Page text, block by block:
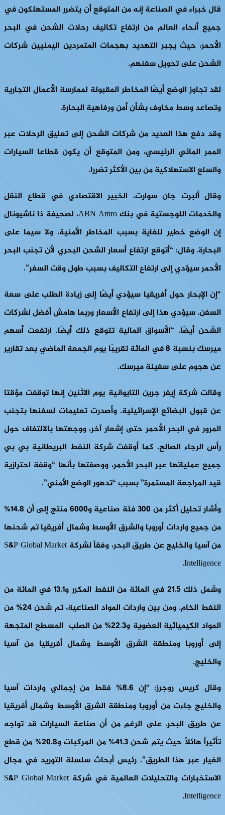
قال خبراء في الصناعة إنه من المتوقع أن يتضرر المستهلكون في
جميع أنحاء العالم من ارتفاع تكاليف رحلات الشحن في البحر
الأحمر، حيث يجبر التهديد بهجمات المتمردين اليمنيين شركات
الشحن على تحويل سفنهم.
لقد تجاوز الوضع أيضًا المخاطر المقبولة لممارسة الأعمال التجارية
وتصاعد وسط مخاوف بشأن أمن ورفاهية البحارة.
وقد دفع هذا العديد من شركات الشحن إلى تعليق الرحلات عبر
الممر المائي الرئيسي، ومن المتوقع أن يكون قطاعا السيارات
والسلع الاستهلاكية من بين الأكثر تضررا.
وقال ألبرت جان سوارت، الخبير الاقتصادي في قطاع النقل
والخدمات اللوجستية في بنك ABN Amro، لصحيفة ذا ناشيونال
إن الوضع خطير للغاية بسبب المخاطر الأمنية، ولا سيما على
البحارة. وقال: “أتوقع ارتفاع أسعار الشحن البحري لأن تجنب البحر
الأحمر سيؤدي إلى ارتفاع التكاليف بسبب طول وقت السفر”.
“إن الإبحار حول أفريقيا سيؤدي أيضًا إلى زيادة الطلب على سعة
السفن. سيؤدي هذا إلى ارتفاع الأسعار وربما هامش أفضل لشركات
الشحن أيضًا. “الأسواق المالية تتوقع ذلك أيضًا. ارتفعت أسهم
ميرسك بنسبة 8 في المائة تقريبًا يوم الجمعة الماضي بعد تقارير
عن هجوم على سفينة ميرسك.
وقالت شركة إيفر جرين التايوانية يوم الاثنين إنها توقفت مؤقتا
عن قبول البضائع الإسرائيلية. وأصدرت تعليمات لسفنها بتجنب
المرور في البحر الأحمر حتى إشعار آخر، ووجهتها بالالتفاف حول
رأس الرجاء الصالح. كما أوقفت شركة النفط البريطانية بي بي
جميع عملياتها عبر البحر الأحمر، ووصفتها بأنها “وقفة احترازية
قيد المراجعة المستمرة” بسبب “تدهور الوضع الأمني”.
وأشار تحليل أكثر من 300 فئة صناعية و6000 منتج إلى أن 14.8%
من جميع واردات أوروبا والشرق الأوسط وشمال أفريقيا تم شحنها
من آسيا والخليج عن طريق البحر، وفقاً لشركة S&P Global Market
Intelligence.
وشمل ذلك 21.5 في المائة من النفط المكرر و13.1 في المائة من
النفط الخام. ومن بين واردات المواد الصناعية، تم شحن 24% من
المواد الكيميائية العضوية و22.3% من الصلب المسطح المتجهة
إلى أوروبا ومنطقة الشرق الأوسط وشمال أفريقيا من آسيا
والخليج.
وقال كريس روجرز: “إن 8.6% فقط من إجمالي واردات آسيا
والخليج جاءت من أوروبا ومنطقة الشرق الأوسط وشمال أفريقيا
عن طريق البحر، على الرغم من أن صناعة السيارات قد تواجه
تأثيراً هائلاً حيث يتم شحن 41.3% من المركبات و20.8% من قطع
الغيار عبر هذا الطريق”. رئيس أبحاث سلسلة التوريد في مجال
الاستخبارات والتحليلات العالمية في شركة S&P Global Market
Intelligence.